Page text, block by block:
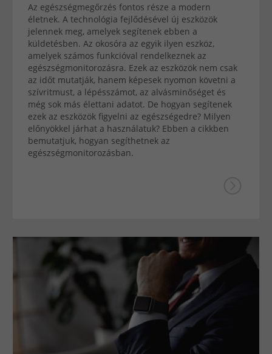
Az egészségmegőrzés fontos része a modern
életnek. A technológia fejlődésével új eszközök
jelennek meg, amelyek segítenek ebben a
küldetésben. Az okosóra az egyik ilyen eszköz,
amelyek számos funkcióval rendelkeznek az
egészségmonitorozásra. Ezek az eszközök nem csak
az időt mutatják, hanem képesek nyomon követni a
szívritmust, a lépésszámot, az alvásminőséget és
még sok más élettani adatot. De hogyan segítenek
ezek az eszközök figyelni az egészségedre? Milyen
előnyökkel járhat a használatuk? Ebben a cikkben
bemutatjuk, hogyan segíthetnek az
egészségmonitorozásban.